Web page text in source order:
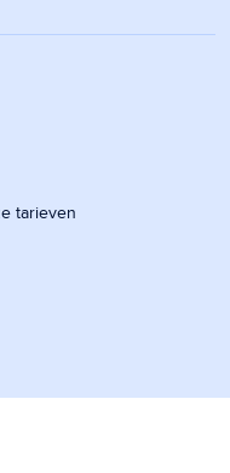
tarieven